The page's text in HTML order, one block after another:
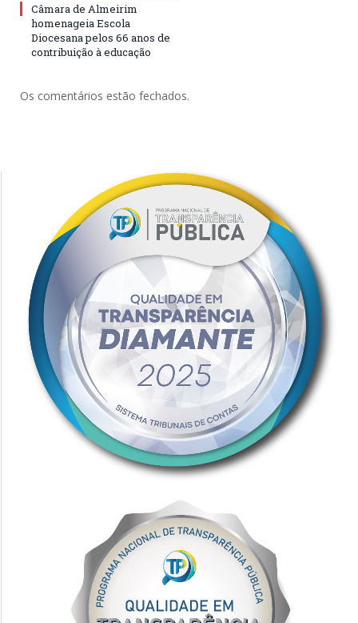
Câmara de Almeirim
homenageia Escola
Diocesana pelos 66 anos de
contribuição à educação
Os comentários estão fechados.